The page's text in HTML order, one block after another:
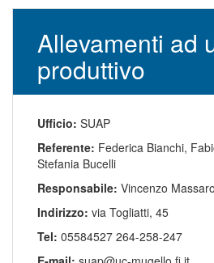
Allevamenti ad
produttivo
Ufficio: SUAP
Referente: Federica Bianchi,
Stefania Bucelli
Responsabile: Vincenzo Massaro
Indirizzo: via Togliatti, 45
Tel: 05584527 264-258-247